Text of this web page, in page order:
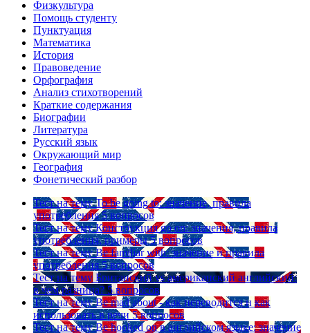
Физкультура
Помощь студенту
Пунктуация
Математика
История
Правоведение
Орфография
Анализ стихотворений
Краткие содержания
Биографии
Литература
Русский язык
Окружающий мир
География
Фонетический разбор
Тест на тему To be going to: значение, правила
употребления 5 вопросов
Тест на тему Конструкция go on: значения, правила
употребления, примеры 5 вопросов
Тест на тему Be familiar with: значение и правила
употребления 5 вопросов
Тест на тему Британский vs американский английский:
в чем разница? 5 вопросов
Тест на тему Be mad about - как переводится и как
использовать в речи 5 вопросов
Тест на тему Be hooked on в английском языке: значение